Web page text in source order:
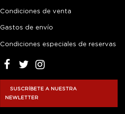
Condiciones de venta
Gastos de envío
Condiciones especiales de reservas
SUSCRÍBETE A NUESTRA
NEWLETTER